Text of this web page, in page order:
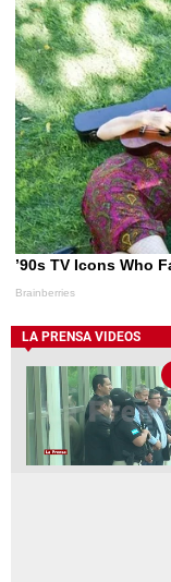
LA PRENSA VIDEOS